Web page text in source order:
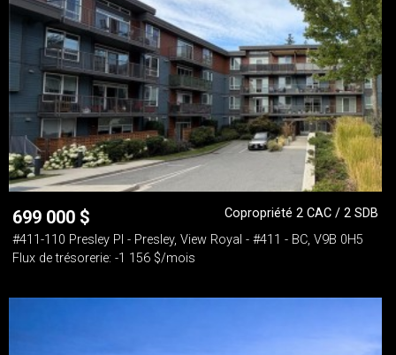
699 000 $
Copropriété 2 CAC / 2 SDB
#411-110 Presley Pl - Presley, View Royal - #411 - BC, V9B 0H5
Flux de trésorerie: -1 156 $/mois